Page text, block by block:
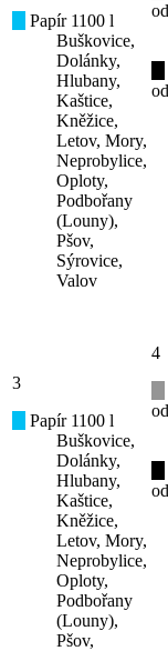
Papír 1100 l
Buškovice,
Dolánky,
Hlubany,
Kaštice,
Kněžice,
Letov, Mory,
Neprobylice,
Oploty,
Podbořany
(Louny),
Pšov,
Sýrovice,
Valov
3
Papír 1100 l
Buškovice,
Dolánky,
Hlubany,
Kaštice,
Kněžice,
Letov, Mory,
Neprobylice,
Oploty,
Podbořany
(Louny),
Pšov,
4